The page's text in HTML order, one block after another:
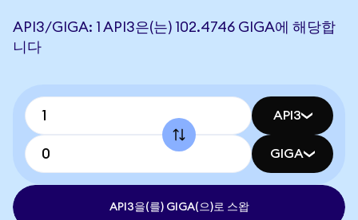
API3/GIGA: 1 API3은(는) 102.4746 GIGA에 해당합
니다
API3
GIGA
API3을(를) GIGA(으)로 스왑